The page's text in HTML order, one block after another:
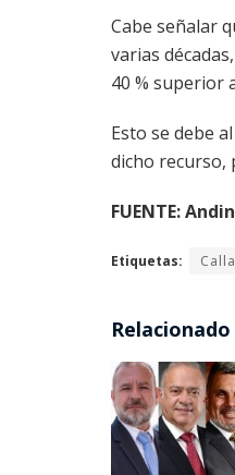
Cabe señalar
varias
40 % superior
Esto se debe
dicho recurso,
FUENTE:
Etiquetas:
Relacionado